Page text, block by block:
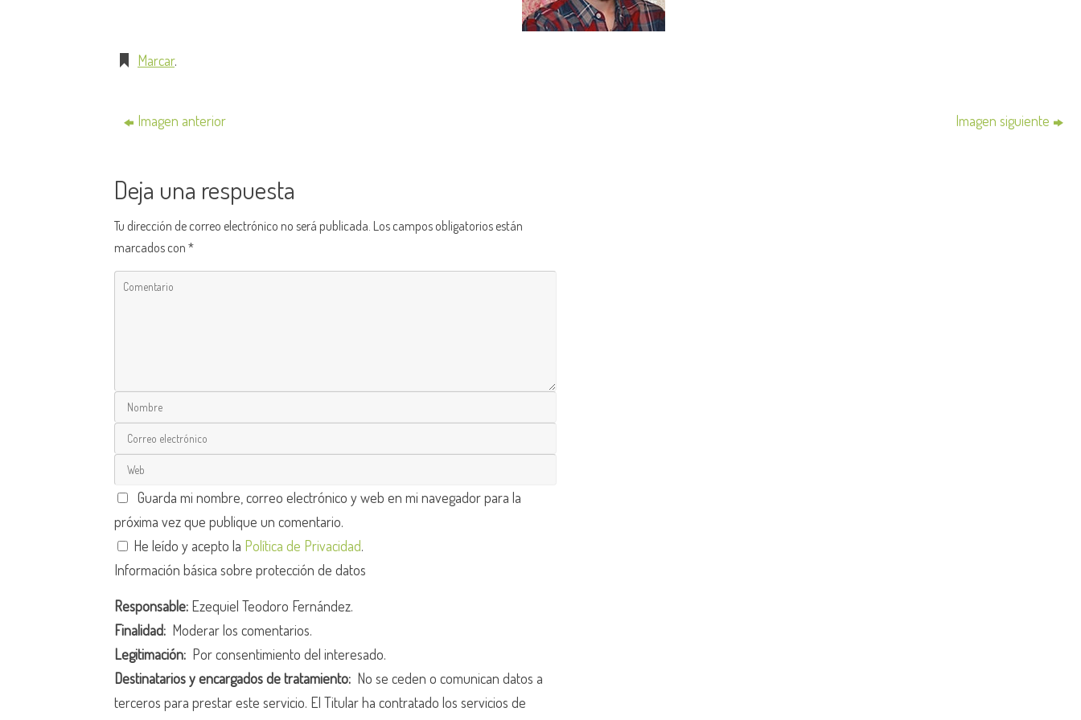
Marcar.
Imagen anterior Imagen siguiente
Deja una respuesta
Tu dirección de correo electrónico no será publicada. Los campos obligatorios están
marcados con*
Guarda mi nombre, correo electrónico y web en mi navegador para la
próxima vez que publique un comentario.
He leído y acepto la Política de Privacidad.
Información básica sobre protección de datos
Responsable: Ezequiel Teodoro Fernández.
Finalidad: Moderar los comentarios.
Legitimación: Por consentimiento del interesado.
Destinatarios y encargados de tratamiento: No se ceden o comunican datos a
terceros para prestar este servicio. El Titular ha contratado los servicios de